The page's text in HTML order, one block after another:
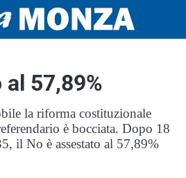
57,89%
la riforma costituzionale
è bocciata. Dopo 18
il No è assestato al 57,89%